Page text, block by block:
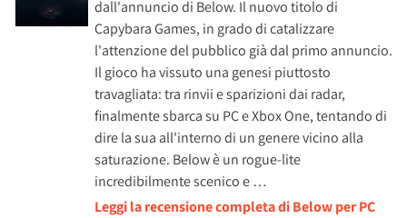
dall'annuncio di Below. Il nuovo titolo di
Capybara Games, in grado di catalizzare
l'attenzione del pubblico già dal primo annuncio.
Il gioco ha vissuto una genesi piuttosto
travagliata: tra rinvii e sparizioni dai radar,
finalmente sbarca su PC e Xbox One, tentando di
dire la sua all'interno di un genere vicino alla
saturazione. Below è un rogue-lite
incredibilmente scenico e …
Leggi la recensione completa di Below per PC